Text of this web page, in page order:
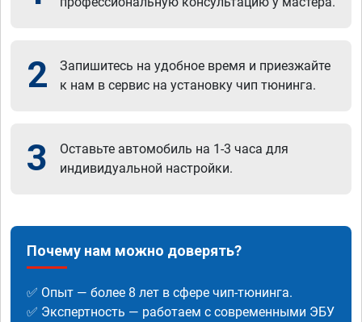
2
Запишитесь на удобное время и приезжайте
к нам в сервис на установку чип тюнинга.
3
Оставьте автомобиль на 1-3 часа для
индивидуальной настройки.
Почему нам можно доверять?
✅ Опыт — более 8 лет в сфере чип-тюнинга.
✅ Экспертность — работаем с современными ЭБУ